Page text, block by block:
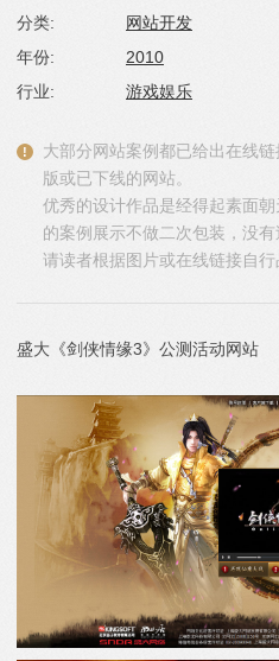
分类:
网站开发
年份:
2010
行业:
游戏娱乐
大部分网站案例都已给出在线
版或已下线的网站。
优秀的设计作品是经得起素面
的案例展示不做二次包装，没
请读者根据图片或在线链接自行
盛大《剑侠情缘3》公测活动网站